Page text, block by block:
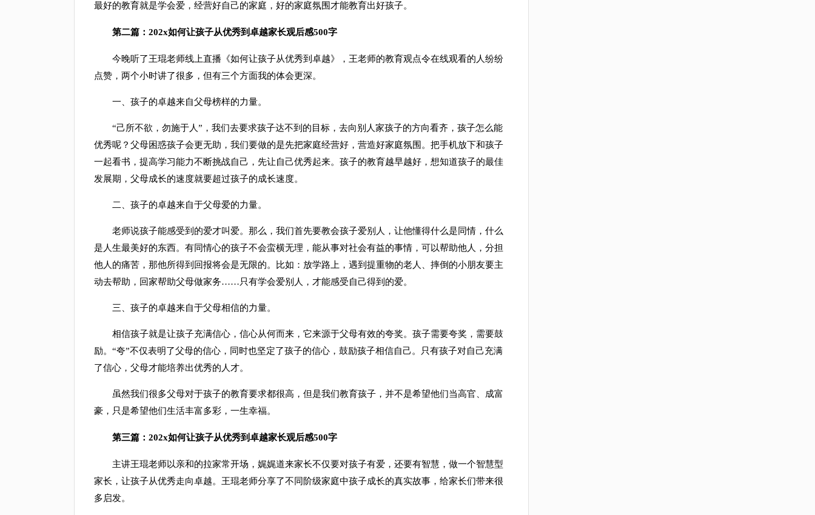
最好的教育就是学会爱，经营好自己的家庭，好的家庭氛围才能教育出好孩子。
第二篇：202x如何让孩子从优秀到卓越家长观后感500字
今晚听了王琨老师线上直播《如何让孩子从优秀到卓越》，王老师的教育观点令在线观看的人纷纷
点赞，两个小时讲了很多，但有三个方面我的体会更深。
一、孩子的卓越来自父母榜样的力量。
“己所不欲，勿施于人”，我们去要求孩子达不到的目标，去向别人家孩子的方向看齐，孩子怎么能
优秀呢？父母困惑孩子会更无助，我们要做的是先把家庭经营好，营造好家庭氛围。把手机放下和孩子
一起看书，提高学习能力不断挑战自己，先让自己优秀起来。孩子的教育越早越好，想知道孩子的最佳
发展期，父母成长的速度就要超过孩子的成长速度。
二、孩子的卓越来自于父母爱的力量。
老师说孩子能感受到的爱才叫爱。那么，我们首先要教会孩子爱别人，让他懂得什么是同情，什么
是人生最美好的东西。有同情心的孩子不会蛮横无理，能从事对社会有益的事情，可以帮助他人，分担
他人的痛苦，那他所得到回报将会是无限的。比如：放学路上，遇到提重物的老人、摔倒的小朋友要主
动去帮助，回家帮助父母做家务……只有学会爱别人，才能感受自己得到的爱。
三、孩子的卓越来自于父母相信的力量。
相信孩子就是让孩子充满信心，信心从何而来，它来源于父母有效的夸奖。孩子需要夸奖，需要鼓
励。“夸”不仅表明了父母的信心，同时也坚定了孩子的信心，鼓励孩子相信自己。只有孩子对自己充满
了信心，父母才能培养出优秀的人才。
虽然我们很多父母对于孩子的教育要求都很高，但是我们教育孩子，并不是希望他们当高官、成富
豪，只是希望他们生活丰富多彩，一生幸福。
第三篇：202x如何让孩子从优秀到卓越家长观后感500字
主讲王琨老师以亲和的拉家常开场，娓娓道来家长不仅要对孩子有爱，还要有智慧，做一个智慧型
家长，让孩子从优秀走向卓越。王琨老师分享了不同阶级家庭中孩子成长的真实故事，给家长们带来很
多启发。